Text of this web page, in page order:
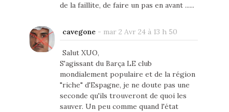
de la faillite, de faire un pas en avant ......
cavegone- mar 2 Avr 24 à 13 h 50
Salut XUO,
S'agissant du Barça LE club
mondialement populaire et de la région
"riche" d'Espagne, je ne doute pas une
seconde qu'ils trouveront de quoi les
sauver. Un peu comme quand l'état